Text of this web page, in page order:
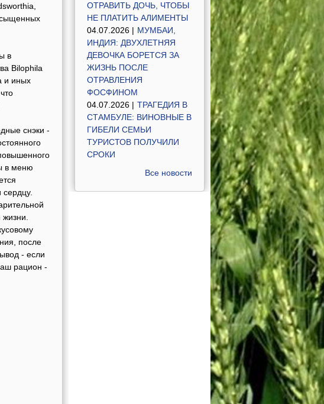
в
Bilophila
и иных
снэки -
в меню
после
- если
рацион -
ОТРАВИТЬ ДОЧЬ, ЧТОБЫ
НЕ ПЛАТИТЬ АЛИМЕНТЫ
04.07.2026 | МУМБАИ,
ИНДИЯ: ДВУХЛЕТНЯЯ
ДЕВОЧКА БОРЕТСЯ ЗА
ЖИЗНЬ ПОСЛЕ
ОТРАВЛЕНИЯ
ФОСФИНОМ
04.07.2026 | ТРАГЕДИЯ В
СТАМБУЛЕ: ВИНОВНЫЕ В
ГИБЕЛИ СЕМЬИ
ТУРИСТОВ ПОЛУЧИЛИ
СРОКИ
Все новости